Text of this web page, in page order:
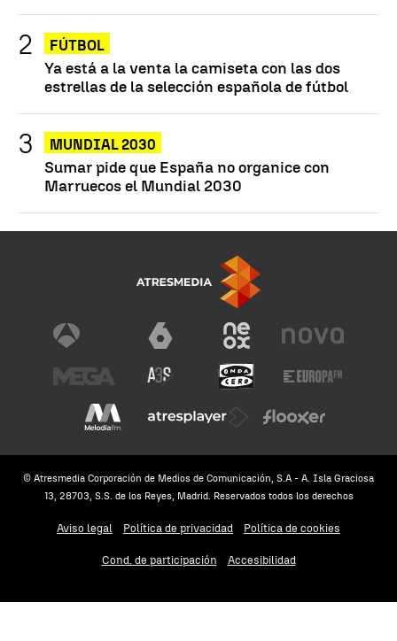
FÚTBOL
Ya está a la venta la camiseta con las dos
estrellas de la selección española de fútbol
MUNDIAL 2030
Sumar pide que España no organice con
Marruecos el Mundial 2030
© Atresmedia Corporación de Medios de Comunicación, S.A - A. Isla Graciosa
13, 28703, S.S. de los Reyes, Madrid. Reservados todos los derechos
Aviso legal Política de privacidad Política de cookies
Cond. de participación Accesibilidad